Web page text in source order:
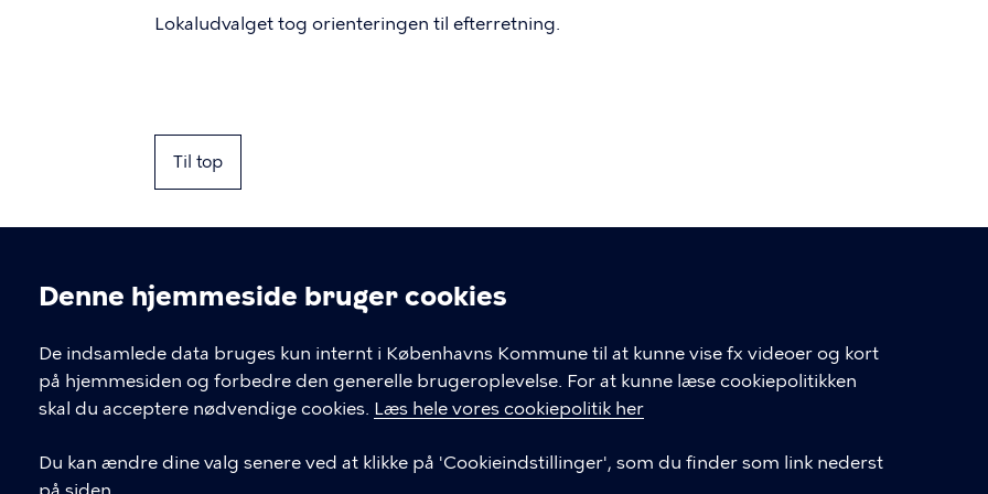
Cookieindstillinger
Denne hjemmeside bruger cookies
De indsamlede data bruges kun internt i Københavns Kommune til at kunne vise fx videoer og kort
på hjemmesiden og forbedre den generelle brugeroplevelse. For at kunne læse cookiepolitikken
skal du acceptere nødvendige cookies. Læs hele vores cookiepolitik her
Du kan ændre dine valg senere ved at klikke på 'Cookieindstillinger', som du finder som link nederst
Lokaludvalget tog orienteringen til efterretning.
Til top
Kontakt Københavns Kommune
T
33 66 33 66
GENVEJE
Hvis du vil klage